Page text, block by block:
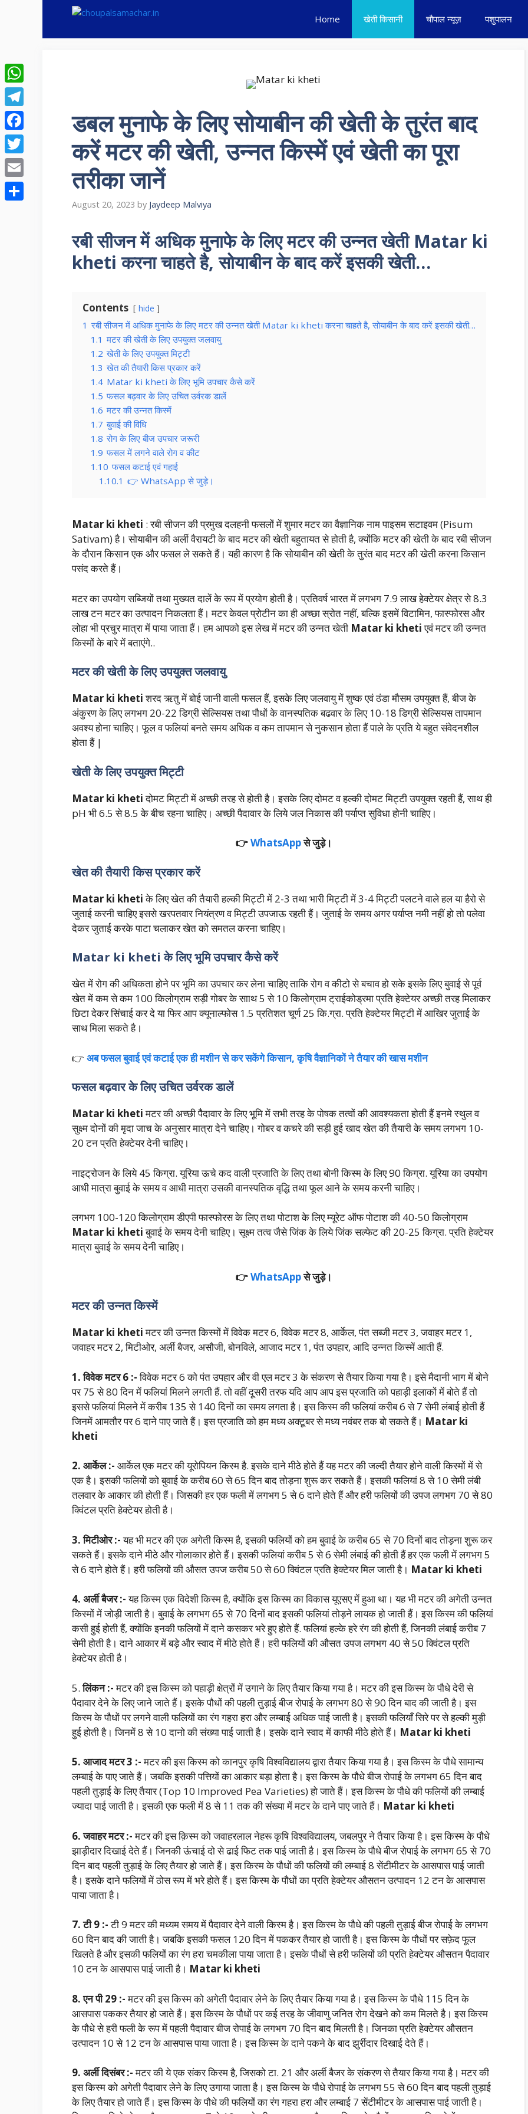
Home खेती किसानी चौपाल न्यूज़ पशुपालन
डबल मुनाफे के लिए सोयाबीन की खेती के तुरंत बाद
करें मटर की खेती, उन्नत किस्में एवं खेती का पूरा
तरीका जानें
August 20, 2023 by Jaydeep Malviya
रबी सीजन में अधिक मुनाफे के लिए मटर की उन्नत खेती Matar ki
kheti करना चाहते है, सोयाबीन के बाद करें इसकी खेती…
Contents hide
1 रबी सीजन में अधिक मुनाफे के लिए मटर की उन्नत खेती Matar ki kheti करना चाहते है, सोयाबीन के बाद करें इसकी खेती…
1.1 मटर की खेती के लिए उपयुक्त जलवायु
1.2 खेती के लिए उपयुक्त मिट्टी
1.3 खेत की तैयारी किस प्रकार करें
1.4 Matar ki kheti के लिए भूमि उपचार कैसे करें
1.5 फसल बढ़वार के लिए उचित उर्वरक डालें
1.6 मटर की उन्नत किस्में
1.7 बुवाई की विधि
1.8 रोग के लिए बीज उपचार जरूरी
1.9 फसल में लगने वाले रोग व कीट
1.10 फसल कटाई एवं गहाई
1.10.1 👉 WhatsApp से जुड़े।
Matar ki kheti : रबी सीजन की प्रमुख दलहनी फसलों में शुमार मटर का वैज्ञानिक नाम पाइसम सटाइवम (Pisum
Sativam) है। सोयाबीन की अर्ली वैरायटी के बाद मटर की खेती बहुतायत से होती है, क्योंकि मटर की खेती के बाद रबी सीजन
के दौरान किसान एक और फसल ले सकते हैं। यही कारण है कि सोयाबीन की खेती के तुरंत बाद मटर की खेती करना किसान
पसंद करते हैं।
मटर का उपयोग सब्जियों तथा मुख्यत दालें के रूप में प्रयोग होती है। प्रतिवर्ष भारत में लगभग 7.9 लाख हेक्टेयर क्षेत्र से 8.3
लाख टन मटर का उत्पादन निकलता हैं। मटर केवल प्रोटीन का ही अच्छा स्रोत नहीं, बल्कि इसमें विटामिन, फास्फोरस और
लोहा भी प्रचुर मात्रा में पाया जाता हैं। हम आपको इस लेख में मटर की उन्नत खेती Matar ki khetiएवं मटर की उन्नत
किस्मों के बारे में बताएंगे..
मटर की खेती के लिए उपयुक्त जलवायु
Matar ki khetiशरद ऋतु में बोई जानी वाली फसल हैं, इसके लिए जलवायु में शुष्क एवं ठंडा मौसम उपयुक्त हैं, बीज के
अंकुरण के लिए लगभग 20-22 डिग्री सेल्सियस तथा पौधों के वानस्पतिक बढवार के लिए 10-18 डिग्री सेल्सियस तापमान
अवश्य होना चाहिए। फूल व फलियां बनते समय अधिक व कम तापमान से नुकसान होता हैं पाले के प्रति ये बहुत संवेदनशील
होता हैं |
खेती के लिए उपयुक्त मिट्टी
Matar ki khetiदोमट मिट्टी में अच्छी तरह से होती है। इसके लिए दोमट व हल्की दोमट मिट्टी उपयुक्त रहती हैं, साथ ही
pH भी 6.5 से 8.5 के बीच रहना चाहिए। अच्छी पैदावार के लिये जल निकास की पर्याप्त सुविधा होनी चाहिए।
👉WhatsAppसे जुड़े।
खेत की तैयारी किस प्रकार करें
Matar ki khetiके लिए खेत की तैयारी हल्की मिट्टी में 2-3 तथा भारी मिट्टी में 3-4 मिट्टी पलटने वाले हल या हैरो से
जुताई करनी चाहिए इससे खरपतवार नियंत्रण व मिट्टी उपजाऊ रहती हैं। जुताई के समय अगर पर्याप्त नमी नहीं हो तो पलेवा
देकर जुताई करके पाटा चलाकर खेत को समतल करना चाहिए।
Matar ki kheti के लिए भूमि उपचार कैसे करें
खेत में रोग की अधिकता होने पर भूमि का उपचार कर लेना चाहिए ताकि रोग व कीटो से बचाव हो सके इसके लिए बुवाई से पूर्व
खेत में कम से कम 100 किलोग्राम सड़ी गोबर के सााथ 5 से 10 किलोग्राम ट्राईकोड्रमा प्रति हेक्टेयर अच्छी तरह मिलाकर
छिटा देकर सिंचाई कर दे या फिर आप क्यूनाल्फोस 1.5 प्रतिशत चूर्ण 25 कि.ग्रा. प्रति हेक्टेयर मिट्टी में आखिर जुताई के
साथ मिला सकते है।
👉 अब फसल बुवाई एवं कटाई एक ही मशीन से कर सकेंगे किसान, कृषि वैज्ञानिकों ने तैयार की खास मशीन
फसल बढ़वार के लिए उचित उर्वरक डालें
Matar ki khetiमटर की अच्छी पैैदावार के लिए भूमि में सभी तरह के पोषक तत्वों की आवश्यकता होती हैं इनमे स्थुल व
सुक्ष्म दोनों की मृदा जाच के अनुसार मात्रा देने चाहिए। गोबर व कचरे की सड़ी हुई खाद खेत की तैयारी के समय लगभग 10-
20 टन प्रति हेक्टेयर देनी चाहिए।
नाइट्रोजन के लिये 45 किग्रा. यूरिया ऊचे कद वाली प्रजाति के लिए तथा बोनी किस्म के लिए 90 किग्रा. यूरिया का उपयोग
आधी मात्रा बुवाई के समय व आधी मात्रा उसकी वानस्पतिक वृद्धि तथा फूल आने के समय करनी चाहिए।
लगभग 100-120 किलोग्राम डीएपी फास्फोरस के लिए तथा पोटाश के लिए म्यूरेट ऑफ पोटाश की 40-50 किलोग्राम
Matar ki khetiबुवाई के समय देनी चाहिए। सूक्ष्म तत्व जैसे जिंक के लिये जिंक सल्फेट की 20-25 किग्रा. प्रति हेक्टेयर
मात्रा बुवाई के समय देनी चाहिए।
👉WhatsAppसे जुड़े।
मटर की उन्नत किस्में
Matar ki khetiमटर की उन्नत किस्मों में विवेक मटर 6, विवेक मटर 8, आर्केल, पंत सब्जी मटर 3, जवाहर मटर 1,
जवाहर मटर 2, मिटीओर, अर्ली बैजर, असौजी, बोनविले, आजाद मटर 1, पंत उपहार, आदि उन्नत किस्में आती हैं.
1. विवेक मटर 6 :-विवेक मटर 6 को पंत उपहार और वी एल मटर 3 के संकरण से तैयार किया गया है। इसे मैदानी भाग में बोने
पर 75 से 80 दिन में फलियां मिलने लगती हैं. तो वहीं दूसरी तरफ यदि आप आप इस प्रजाति को पहाड़ी इलाकों में बोते हैं तो
इससे फलियां मिलने में करीब 135 से 140 दिनों का समय लगता है। इस किस्म की फलियां करीब 6 से 7 सेमी लंबाई होती हैं
जिनमें आमतौर पर 6 दाने पाए जाते हैं। इस प्रजाति को हम मध्य अक्टूबर से मध्य नवंबर तक बो सकते हैं। Matar ki
kheti
2. आर्केल :- आर्केल एक मटर की यूरोपियन किस्म है. इसके दाने मीठे होते हैं यह मटर की जल्दी तैयार होने वाली किस्मों में से
एक है। इसकी फलियों को बुवाई के करीब 60 से 65 दिन बाद तोड़ना शुरू कर सकते हैं। इसकी फलियां 8 से 10 सेमी लंबी
तलवार के आकार की होती हैं। जिसकी हर एक फली में लगभग 5 से 6 दाने होते हैं और हरी फलियों की उपज लगभग 70 से 80
क्विंटल प्रति हेक्टेयर होती है।
3. मिटीओर :-यह भी मटर की एक अगेती किस्म है, इसकी फलियों को हम बुवाई के करीब 65 से 70 दिनों बाद तोड़ना शुरू कर
सकते हैं। इसके दाने मीठे और गोलाकार होते हैं। इसकी फलियां करीब 5 से 6 सेमी लंबाई की होती हैं हर एक फली में लगभग 5
से 6 दाने होते हैं। हरी फलियों की औसत उपज करीब 50 से 60 क्विंटल प्रति हेक्टेयर मिल जाती है। Matar ki kheti
4. अर्ली बैजर :-यह किस्म एक विदेशी किस्म है, क्योंकि इस किस्म का विकास यूएसए में हुआ था। यह भी मटर की अगेती उन्नत
किस्मों में जोड़ी जाती है। बुवाई के लगभग 65 से 70 दिनों बाद इसकी फलियां तोड़ने लायक हो जाती हैं। इस किस्म की फलियां
कसी हुई होती हैं, क्योंकि इनकी फलियों में दाने कसकर भरे हुए होते हैं. फलियां हल्के हरे रंग की होती हैं, जिनकी लंबाई करीब 7
सेमी होती है। दाने आकार में बड़े और स्वाद में मीठे होते हैं। हरी फलियों की औसत उपज लगभग 40 से 50 क्विंटल प्रति
हेक्टेयर होती है।
5.लिंकन :-मटर की इस किस्म को पहाड़ी क्षेत्रों में उगाने के लिए तैयार किया गया है। मटर की इस किस्म के पौधे देरी से
पैदावार देने के लिए जाने जाते हैं। इसके पौधों की पहली तुड़ाई बीज रोपाई के लगभग 80 से 90 दिन बाद की जाती है। इस
किस्म के पौधों पर लगने वाली फलियों का रंग गहरा हरा और लम्बाई अधिक पाई जाती है। इसकी फलियाँ सिरे पर से हल्की मुड़ी
हुई होती है। जिनमें 8 से 10 दानो की संख्या पाई जाती है। इसके दाने स्वाद में काफी मीठे होते हैं। Matar ki kheti
5. आजाद मटर 3 :-मटर की इस किस्म को कानपुर कृषि विश्वविद्यालय द्वारा तैयार किया गया है। इस किस्म के पौधे सामान्य
लम्बाई के पाए जाते हैं। जबकि इसकी पत्तियों का आकार बड़ा होता है। इस किस्म के पौधे बीज रोपाई के लगभग 65 दिन बाद
पहली तुड़ाई के लिए तैयार (Top 10 Improved Pea Varieties) हो जाते हैं। इस किस्म के पौधे की फलियों की लम्बाई
ज्यादा पाई जाती है। इसकी एक फली में 8 से 11 तक की संख्या में मटर के दाने पाए जाते हैं। Matar ki kheti
6. जवाहर मटर :-मटर की इस क़िस्म को जवाहरलाल नेहरू कृषि विश्वविद्यालय, जबलपुर ने तैयार किया है। इस किस्म के पौधे
झाड़ीदार दिखाई देते हैं। जिनकी ऊंचाई दो से ढाई फिट तक पाई जाती है। इस किस्म के पौधे बीज रोपाई के लगभग 65 से 70
दिन बाद पहली तुड़ाई के लिए तैयार हो जाते हैं। इस किस्म के पौधों की फलियों की लम्बाई 8 सेंटीमीटर के आसपास पाई जाती
है। इसके दाने फलियों में ठोस रूप में भरे होते हैं। इस किस्म के पौधों का प्रति हेक्टेयर औसतन उत्पादन 12 टन के आसपास
पाया जाता है।
7. टी 9 :-टी 9 मटर की मध्यम समय में पैदावार देने वाली किस्म है। इस किस्म के पौधे की पहली तुड़ाई बीज रोपाई के लगभग
60 दिन बाद की जाती है। जबकि इसकी फसल 120 दिन में पककर तैयार हो जाती है। इस किस्म के पौधों पर सफ़ेद फूल
खिलते है और इसकी फलियों का रंग हरा चमकीला पाया जाता है। इसके पौधों से हरी फलियों की प्रति हेक्टेयर औसतन पैदावार
10 टन के आसपास पाई जाती है। Matar ki kheti
8. एन पी 29 :-मटर की इस किस्म को अगेती पैदावार लेने के लिए तैयार किया गया है। इस किस्म के पौधे 115 दिन के
आसपास पककर तैयार हो जाते हैं। इस किस्म के पौधों पर कई तरह के जीवाणु जनित रोग देखने को कम मिलते है। इस किस्म
के पौधे से हरी फली के रूप में पहली पैदावार बीज रोपाई के लगभग 70 दिन बाद मिलती है। जिनका प्रति हेक्टेयर औसतन
उत्पादन 10 से 12 टन के आसपास पाया जाता है। इस किस्म के दाने पकने के बाद झुर्रीदार दिखाई देते हैं।
9. अर्ली दिसंबर :-मटर की ये एक संकर किस्म है, जिसको टा. 21 और अर्ली बैजर के संकरण से तैयार किया गया है। मटर की
इस किस्म को अगेती पैदावार लेने के लिए उगाया जाता है। इस किस्म के पौधे रोपाई के लगभग 55 से 60 दिन बाद पहली तुड़ाई
के लिए तैयार हो जाते हैं। इस किस्म के पौधे की फलियों का रंग गहरा हरा और लम्बाई 7 सेंटीमीटर के आसपास पाई जाती है।
WhatsApp
Telegram
Facebook
Twitter
Email